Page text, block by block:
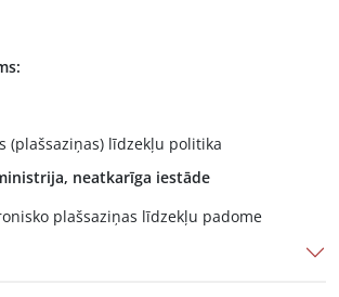
(plašsaziņas) līdzekļu politika
neatkarīga iestāde
plašsaziņas līdzekļu padome